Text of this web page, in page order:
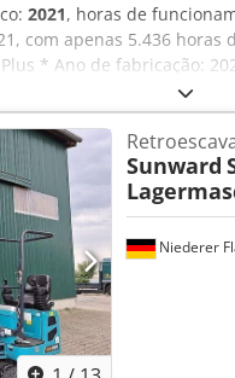
2021, horas de
com apenas 5.436
* Ano de fabricação:
revisão realizada com
telescópico com 1
tubulação * Em bom
disponível * Histórico de
Vídeo disponível
entre em contacto:
?Todas as informações
Niederer
Sunward